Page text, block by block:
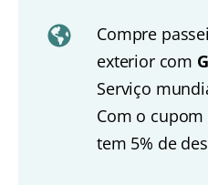
Compre
exterior com
Serviço
Com o cupom
tem 5% de